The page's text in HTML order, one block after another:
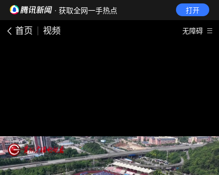
· 获取全网一手热点 打开
首页 视频 无障碍